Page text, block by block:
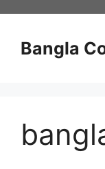
contentBangla